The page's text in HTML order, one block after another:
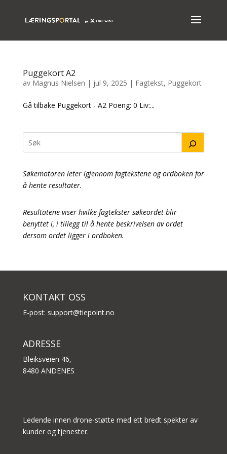
Puggekort A2
av Magnus Nielsen | jul 9, 2025 | Fagtekst, Puggekort
Gå tilbake Puggekort - A2 Poeng: 0 Liv:...
Søkemotoren leter igjennom fagtekstene og ordboken for
å hente resultater.
Resultatene viser hvilke fagtekster søkeordet blir
benyttet i, i tillegg til å hente beskrivelsen av ordet
dersom ordet ligger i ordboken.
KONTAKT OSS
E-post: support@tiepoint.no
ADRESSE
Bleiksveien 46,
8480 ANDENES
Ledende innen drone-støtte med ett bredt spekter av
kunder og tjenester.